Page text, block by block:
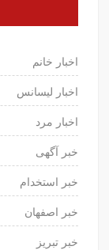
اخبار خانم
اخبار لیسانس
اخبار مرد
خبر آگهی
خبر استخدام
خبر اصفهان
خبر تبریز